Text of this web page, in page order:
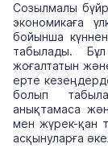
Созылмалы
экономикаға
бойынша
табылады.
жоғалтатын
ерте
болып
анықтамаса
мен жүрек-қан
асқынуларға